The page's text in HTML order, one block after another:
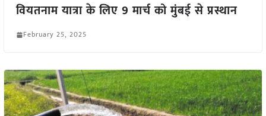
वियतनाम यात्रा के लिए 9 मार्च को मुंबई से प्रस्थान
February 25, 2025